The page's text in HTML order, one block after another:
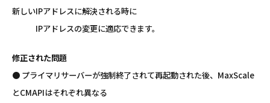
新しいIPアドレスに解決される時に
IPアドレスの変更に適応できます。
修正された問題
● プライマリサーバーが強制終了されて再起動された後、MaxScale
とCMAPIはそれぞれ異なる